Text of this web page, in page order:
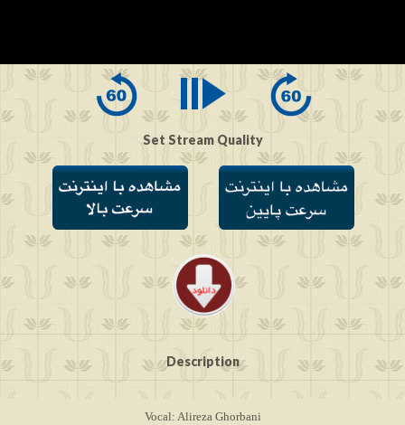
seconds
0
Set Stream Quality
Description
Vocal: Alireza Ghorbani